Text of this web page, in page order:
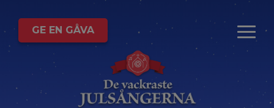
GE EN GÅVA